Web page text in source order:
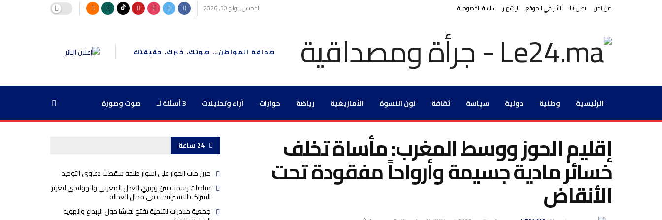
من نحن اتصل بنا للنشر في الموقع للإشهار سياسة الخصوصية الخميس, يوليو 30, 2026
صحافة المواطن… صوتك، خبرك، حقيقتك
الرئيسية وطنية دولية سياسة ثقافة نون النسوة الأمازيغية رياضة حوارات آراء وتحليلات 3 أسئلة لـ صوت وصورة
إقليم الحوز ووسط المغرب: مأساة تخلف
خسائر مادية جسيمة وأرواحاً مفقودة تحت
الأنقاض
24 ساعة
حين مات الحوار على أسوار طنجة سقطت دعاوى التوحيد
مباحثات رسمية بين وزيري العدل المغربي والهولندي لتعزيز
الشراكة الاستراتيجية في مجال العدالة
جمعية مبادرات للتنمية تفتح نقاشا حول الإبداع والهوية